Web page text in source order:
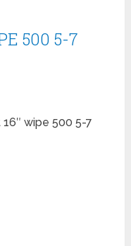
500 5-7
wipe 500 5-7